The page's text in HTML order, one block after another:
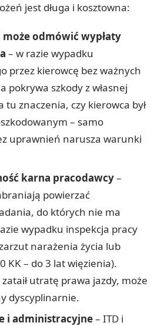
jest długa i kosztowna:
może odmówić wypłaty
– w razie wypadku
przez kierowcę bez ważnych
pokrywa szkody z własnej
tu znaczenia, czy kierowca był
– samo
uprawnień narusza warunki
karna pracodawcy–
powierzać
do których nie ma
wypadku inspekcja pracy
narażenia życia lub
KK – do 3 lat więzienia).
utratę prawa jazdy, może
dyscyplinarnie.
i administracyjne– ITD i